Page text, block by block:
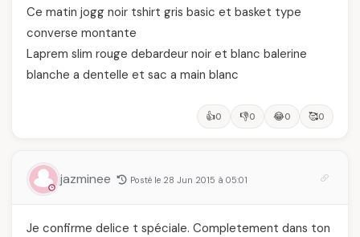
Ce matin jogg noir tshirt gris basic et basket type
converse montante
Laprem slim rouge debardeur noir et blanc balerine
blanche a dentelle et sac a main blanc
👍0 👎0 😂0 🥰0
jazminee Posté le 28 Jun 2015 à 05:01
Je confirme delice t spéciale. Completement dans ton